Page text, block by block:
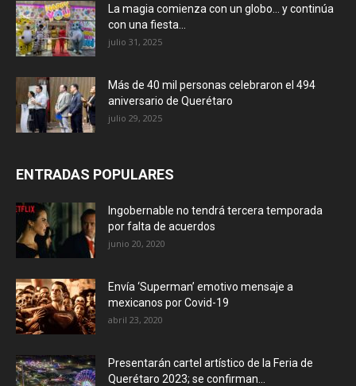
La magia comienza con un globo… y continúa
con una fiesta...
julio 31, 2025
Más de 40 mil personas celebraron el 494
aniversario de Querétaro
julio 29, 2025
ENTRADAS POPULARES
Ingobernable no tendrá tercera temporada
por falta de acuerdos
junio 20, 2020
Envía ‘Superman’ emotivo mensaje a
mexicanos por Covid-19
abril 23, 2020
Presentarán cartel artístico de la Feria de
Querétaro 2023; se confirman...